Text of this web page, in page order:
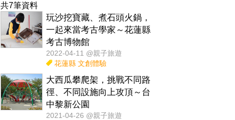
共7筆資料
玩沙挖寶藏、煮石頭火鍋，
一起來當考古學家～花蓮縣
考古博物館
2022-04-11 @親子旅遊
花蓮縣 文創體驗
大西瓜攀爬架，挑戰不同路
徑、不同設施向上攻頂～台
中黎新公園
2021-04-26 @親子旅遊